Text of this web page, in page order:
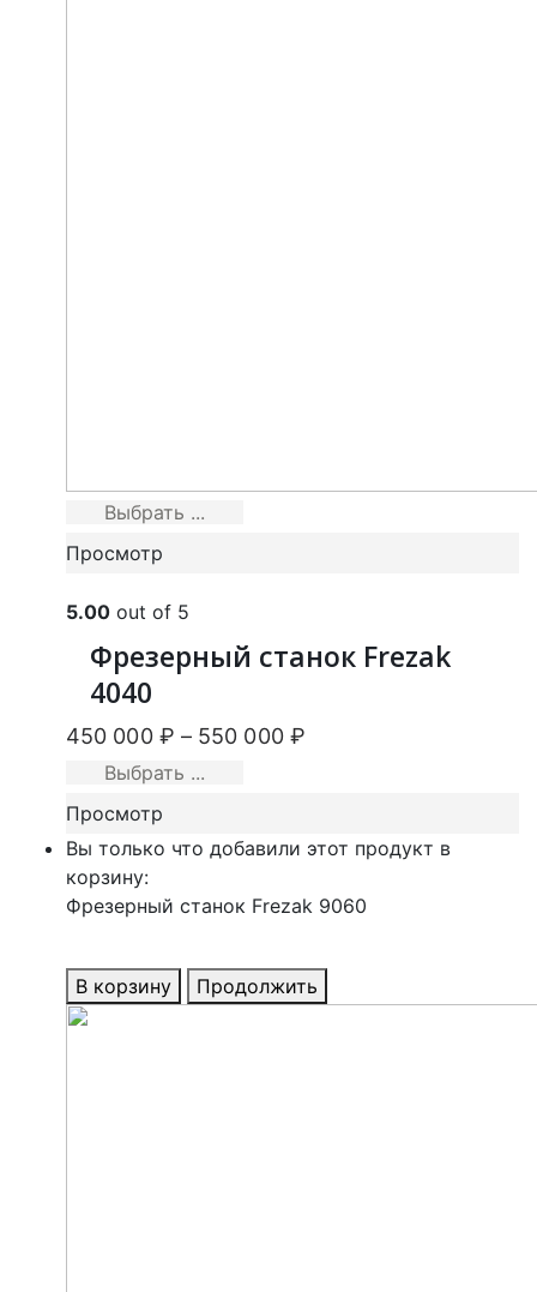
Выбрать ...
Просмотр
5.00 out of 5
Фрезерный станок Frezak
4040
450 000 ₽ – 550 000 ₽
Выбрать ...
Просмотр
Вы только что добавили этот продукт в
корзину:
Фрезерный станок Frezak 9060
В корзину Продолжить